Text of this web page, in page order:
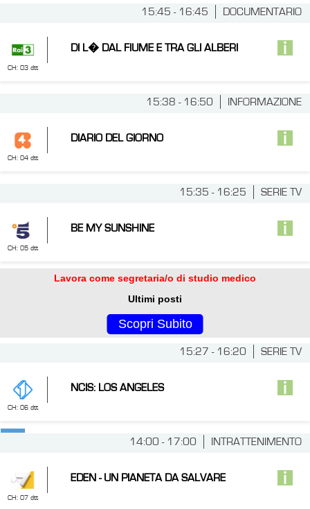
DOCUMENTARIO
15:45 - 16:45
CH: 03 dtt
DI L� DAL FIUME E TRA GLI ALBERI
INFORMAZIONE
15:38 - 16:50
CH: 04 dtt
DIARIO DEL GIORNO
SERIE TV
15:35 - 16:25
CH: 05 dtt
BE MY SUNSHINE
Lavora come segretaria/o di studio medico
Ultimi posti
Scopri Subito
SERIE TV
15:27 - 16:20
CH: 06 dtt
NCIS: LOS ANGELES
INTRATTENIMENTO
14:00 - 17:00
CH: 07 dtt
EDEN - UN PIANETA DA SALVARE